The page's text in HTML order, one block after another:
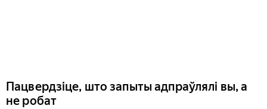
Пацвердзіце, што запыты адпраўлялі вы, а
не робат